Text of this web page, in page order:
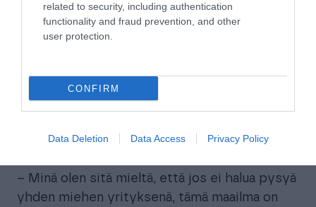
related to security, including authentication
functionality and fraud prevention, and other
user protection.
CONFIRM
Data Deletion Data Access Privacy Policy
laskun.
vähemmän näpyttelyä
Ari Lappalaisella on selkeä mielipide siitä, että
kannattaa ottaa käyttöön.
– Minä olen sitä mieltä, että jos ei halua pysyä
yhden miehen yrityksenä, tämä maailma on